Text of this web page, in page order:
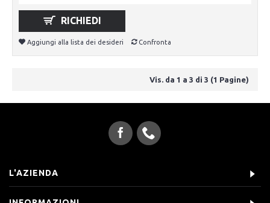
RICHIEDI
Aggiungi alla lista dei desideri Confronta
Vis. da 1 a 3 di 3 (1 Pagine)
L'AZIENDA